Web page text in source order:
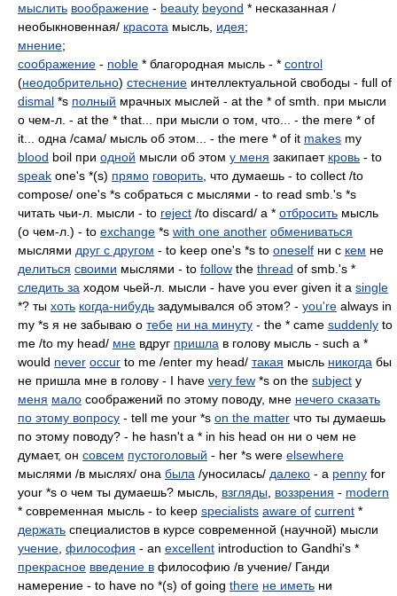
мыслить воображение - beauty beyond * несказанная /
необыкновенная/ красота мысль, идея;
мнение;
соображение - noble * благородная мысль - * control
(неодобрительно) стеснение интеллектуальной свободы - full of
dismal *s полный мрачных мыслей - at the * of smth. при мысли
о чем-л. - at the * that... при мысли о том, что... - the mere * of
it... одна /сама/ мысль об этом... - the mere * of it makes my
blood boil при одной мысли об этом у меня закипает кровь - to
speak one's *(s) прямо говорить , что думаешь - to collect /to
compose/ one's *s собраться с мыслями - to read smb.'s *s
читать чьи-л. мысли - to reject /to discard/ a * отбросить мысль
(о чем-л.) - to exchange *s with one another обмениваться
мыслями друг с другом - to keep one's *s to oneself ни с кем не
делиться своими мыслями - to follow the thread of smb.'s *
следить за ходом чьей-л. мысли - have you ever given it a single
*? ты хоть когда-нибудь задумывался об этом? - you're always in
my *s я не забываю о тебе ни на минуту - the * came suddenly to
me /to my head/ мне вдруг пришла в голову мысль - such a *
would never occur to me /enter my head/ такая мысль никогда бы
не пришла мне в голову - I have very few *s on the subject у
меня мало соображений по этому поводу, мне нечего сказать
по этому вопросу - tell me your *s on the matter что ты думаешь
по этому поводу? - he hasn't a * in his head он ни о чем не
думает, он совсем пустоголовый - her *s were elsewhere
мыслями /в мыслях/ она была /уносилась/ далеко - a penny for
your *s о чем ты думаешь? мысль, взгляды воззрения - modern
* современная мысль - to keep specialists aware of current *
держать специалистов в курсе современной (научной) мысли
учение философия - an excellent introduction to Gandhi's *
прекрасное введение в философию /в учение/ Ганди
намерение - to have no *(s) of going there не иметь ни